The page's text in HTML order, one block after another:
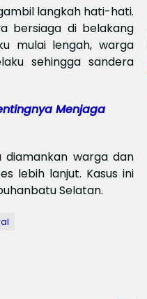
langkah hati-hati.
bersiaga di belakang
mulai lengah, warga
sehingga sandera
Menjaga
warga dan
lebih lanjut. Kasus ini
Selatan.